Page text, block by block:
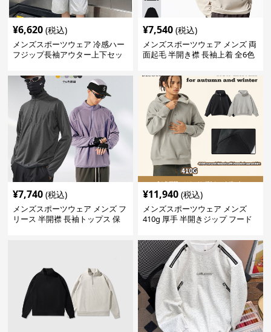
¥6,620 (税込)
メンズスポーツウェア 冷感ハー
フジップ長袖アウター上下セッ
¥7,540 (税込)
メンズスポーツウェア メンズ 両
面起毛 半開き襟 長袖上着 全6色
¥7,740 (税込)
メンズスポーツウェア メンズ フ
リース 半開襟 長袖トップス 保
¥11,940 (税込)
メンズスポーツウェア メンズ
410g 厚手 半開きジップ フード